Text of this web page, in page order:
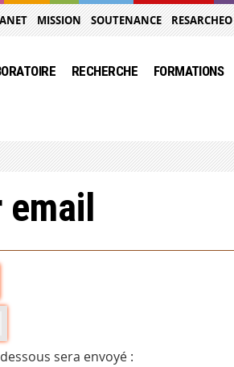
MISSION SOUTENANCE RESARCHEO
RECHERCHE FORMATIONS
email
sera envoyé :